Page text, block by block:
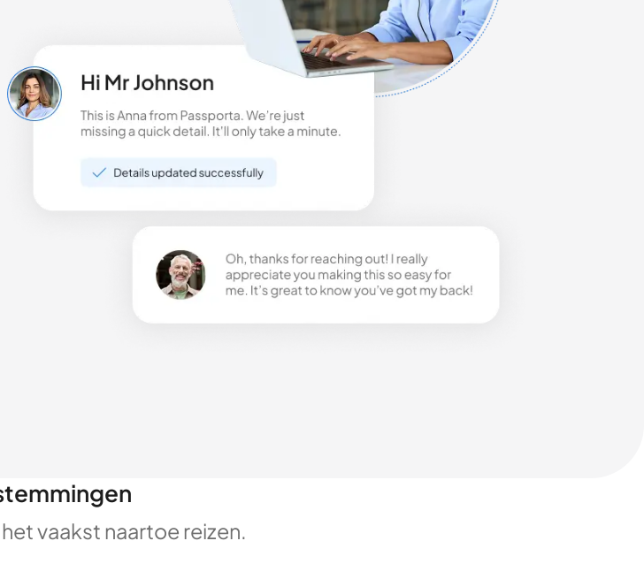
vaakst naartoe reizen.